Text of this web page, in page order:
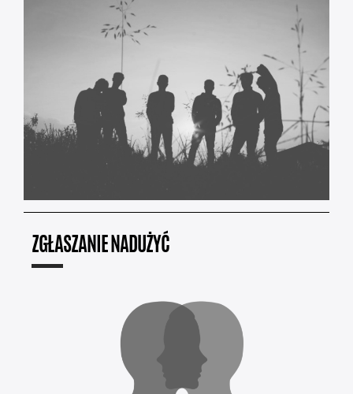
ZGŁASZANIE NADUŻYĆ